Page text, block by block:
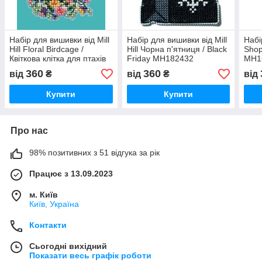
Набір для вишивки від Mill
Hill Floral Birdcage /
Квіткова клітка для птахів
від 360 ₴
Купити
Набір для вишивки від Mill
Hill Чорна п'ятниця / Black
Friday MH182432
від 360₴
Купити
від
Про нас
98% позитивних з 51 відгука за рік
Працює з 13.09.2023
м. Київ
Київ, Україна
Контакти
Сьогодні вихідний
Показати весь графік роботи